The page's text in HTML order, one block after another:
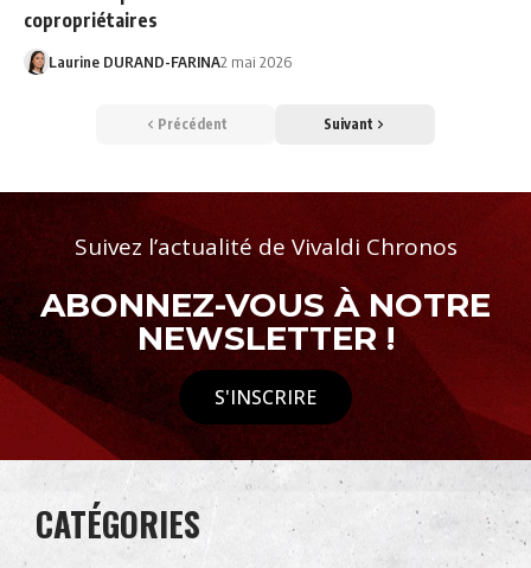
copropriétaires
Laurine DURAND-FARINA2 mai 2026
Précédent Suivant
Suivez l’actualité de Vivaldi Chronos
ABONNEZ-VOUS À NOTRE
NEWSLETTER !
S'INSCRIRE
CATÉGORIES